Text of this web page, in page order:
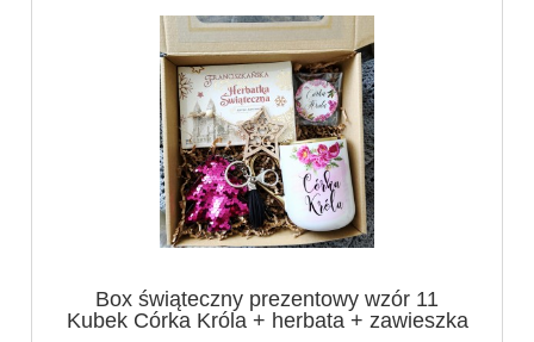
Box świąteczny prezentowy wzór 11
Kubek Córka Króla + herbata + zawieszka